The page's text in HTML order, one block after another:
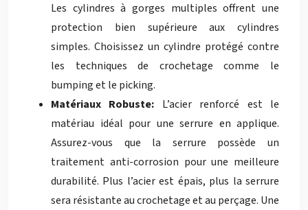
Les cylindres à gorges multiples offrent une
protection bien supérieure aux cylindres
simples. Choisissez un cylindre protégé contre
les techniques de crochetage comme le
bumping et le picking.
Matériaux Robuste: L’acier renforcé est le
matériau idéal pour une serrure en applique.
Assurez-vous que la serrure possède un
traitement anti-corrosion pour une meilleure
durabilité. Plus l’acier est épais, plus la serrure
sera résistante au crochetage et au perçage. Une